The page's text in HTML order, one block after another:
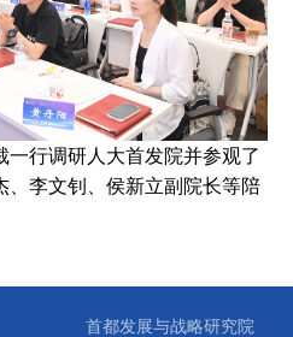
一行调研人大首发院并参观了
、李文钊、侯新立副院长等陪
首都发展与战略研究院